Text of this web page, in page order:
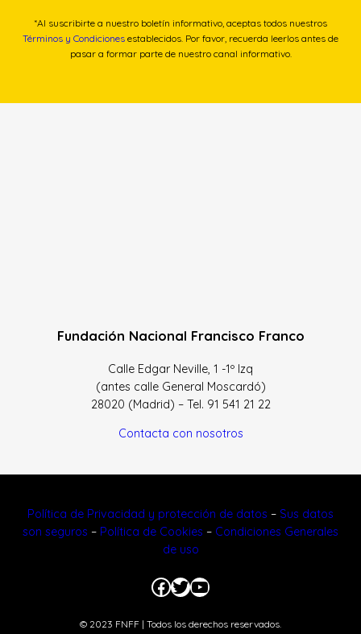
*Al suscribirte a nuestro boletín informativo, aceptas todos nuestros
Términos y Condiciones establecidos. Por favor, recuerda leerlos antes de
pasar a formar parte de nuestro canal informativo.
Fundación Nacional Francisco Franco
Calle Edgar Neville, 1 -1º Izq
(antes calle General Moscardó)
28020 (Madrid) – Tel. 91 541 21 22
Contacta con nosotros
Política de Privacidad y protección de datos – Sus datos
son seguros – Política de Cookies – Condiciones Generales
de uso
Facebook
Twitter
YouTube
© 2023 FNFF | Todos los derechos reservados.